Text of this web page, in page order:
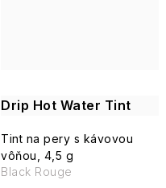
Drip Hot Water Tint
Tint na pery s kávovou
vôňou, 4,5 g
Black Rouge